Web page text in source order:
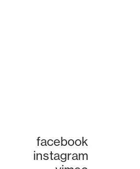
facebook
instagram